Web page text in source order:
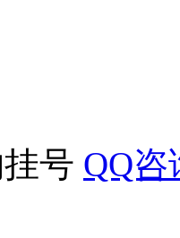
号 QQ咨